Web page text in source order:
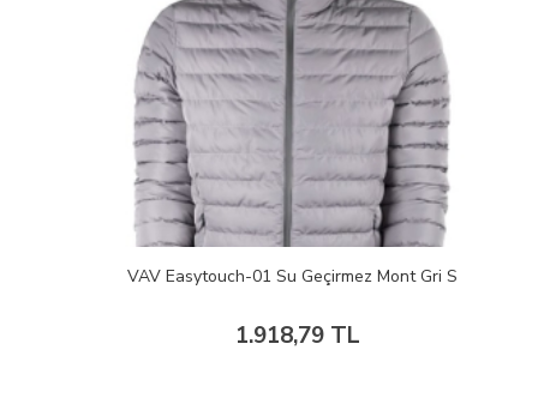
VAV Easytouch-01 Su Geçirmez Mont Gri S
1.918,79 TL